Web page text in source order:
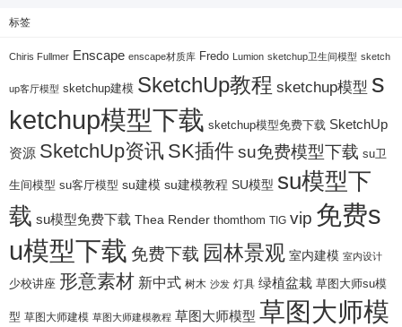
标签
Chiris Fullmer Enscape enscape材质库 Fredo Lumion sketchup卫生间模型 sketch
up客厅模型 sketchup建模 SketchUp教程 sketchup模型 s
ketchup模型下载 sketchup模型免费下载 SketchUp
资源 SketchUp资讯 SK插件su免费模型下载 su卫
生间模型 su客厅模型 su建模 su建模教程 SU模型 su模型下
载 su模型免费下载 Thea Render thomthom TIG vip 免费s
u模型下载 免费下载 园林景观 室内建模 室内设计
少校讲座 形意素材 新中式 树木 沙发 灯具 绿植盆栽 草图大师su模
型 草图大师建模 草图大师建模教程 草图大师模型 草图大师模